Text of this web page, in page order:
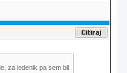
za ledenik pa sem bil